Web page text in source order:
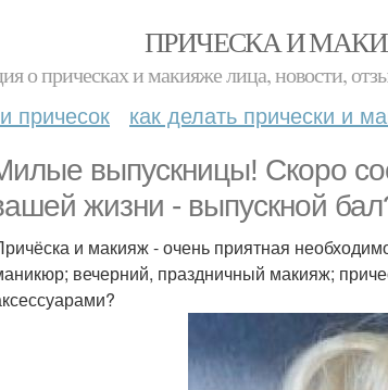
ПРИЧЕСКА И
о прическах и макияже лица, новости,
причесок как делать прически и
выпускницы! Скоро
жизни - выпускной
и макияж - очень приятная
вечерний, праздничный макияж;